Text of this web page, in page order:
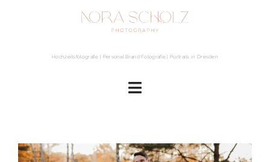
Hochzeitsfotografie | Personal Brand Fotografie | Portraits in Dresden